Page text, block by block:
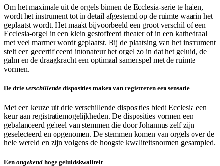
Om het maximale uit de orgels binnen de Ecclesia-serie te halen,
wordt het instrument tot in detail afgestemd op de ruimte waarin het
geplaatst wordt. Het maakt bijvoorbeeld een groot verschil of een
Ecclesia-orgel in een klein gestoffeerd theater of in een kathedraal
met veel marmer wordt geplaatst. Bij de plaatsing van het instrument
stelt een gecertificeerd intonateur het orgel zo in dat het geluid, de
galm en de draagkracht een optimaal samenspel met de ruimte
vormen.
De drie verschillende disposities maken van registreren een sensatie
Met een keuze uit drie verschillende disposities biedt Ecclesia een
keur aan registratiemogelijkheden. De disposities vormen een
gebalanceerd geheel van stemmen die door Johannus zelf zijn
geselecteerd en opgenomen. De stemmen komen van orgels over de
hele wereld en zijn volgens de hoogste kwaliteitsnormen gesampled.
Een ongekend hoge geluidskwaliteit